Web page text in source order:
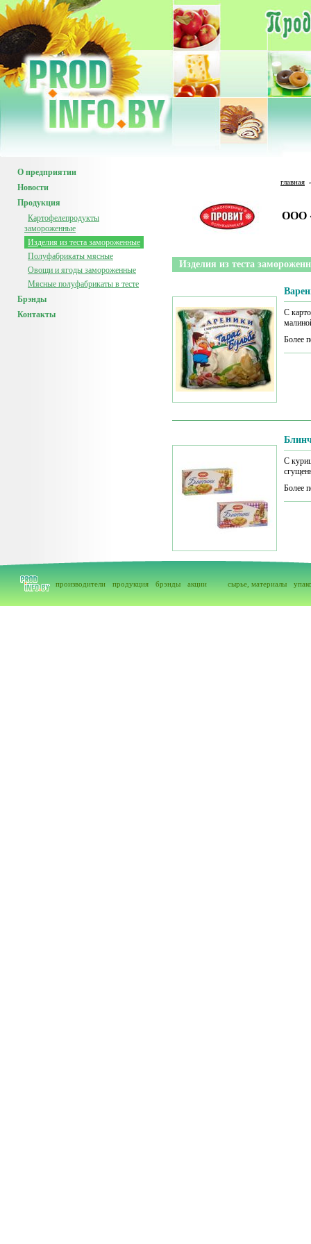
О предприятии
Новости
Продукция
Картофелепродукты
замороженные
Изделия из теста замороженные
Полуфабрикаты мясные
Овощи и ягоды замороженные
Мясные полуфабрикаты в тесте
Брэнды
Контакты
главная
ООО
Изделия из теста
С
Более
С
Более
производители продукция брэнды акции сырье, материалы